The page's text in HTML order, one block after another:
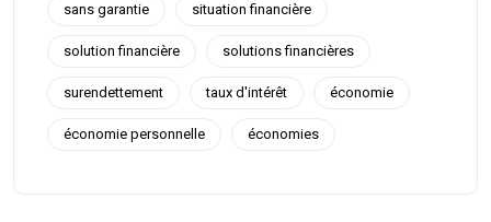
sans garantie situation financière
solution financière solutions financières
surendettement taux d'intérêt économie
économie personnelle économies